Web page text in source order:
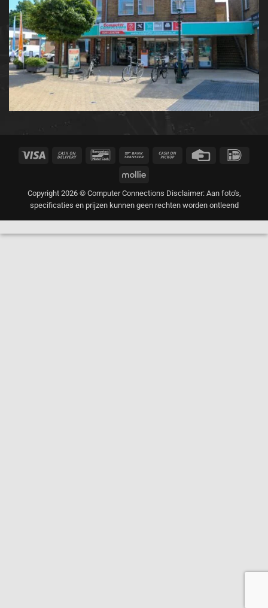
Visa
Cash
Bancontact Bank
Cash
Credit
Mollie
Copyright 2026 © Computer Connections Disclaimer: Aan foto's,
specificaties en prijzen kunnen geen rechten worden ontleend